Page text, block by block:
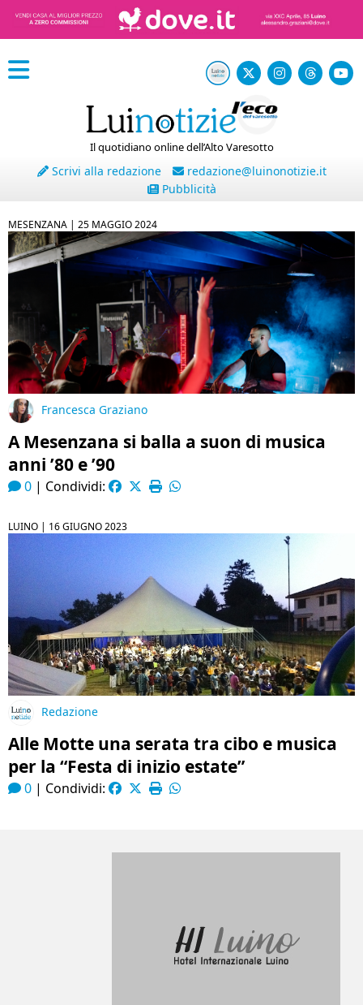
Il quotidiano online dell’Alto Varesotto
Scrivi alla redazione
redazione@luinonotizie.it
Pubblicità
MESENZANA | 25 MAGGIO 2024
Francesca Graziano
A Mesenzana si balla a suon di musica
anni ’80 e ’90
0 | Condividi:
LUINO | 16 GIUGNO 2023
Redazione
Alle Motte una serata tra cibo e musica
per la “Festa di inizio estate”
0 | Condividi: